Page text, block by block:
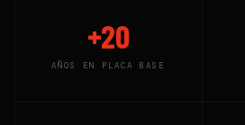
+20
AÑOS EN PLACA BASE